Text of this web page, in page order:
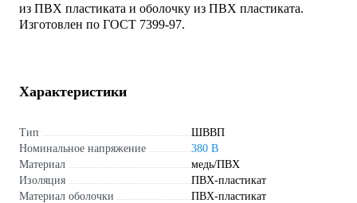
из ПВХ пластиката и оболочку из ПВХ пластиката.
Изготовлен по ГОСТ 7399-97.
Характеристики
Тип
ШВВП
Номинальное напряжение
380 В
Материал
медь/ПВХ
Изоляция
ПВХ-пластикат
Материал оболочки
ПВХ-пластикат